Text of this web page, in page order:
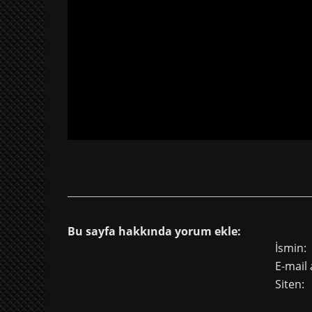
Bu sayfa hakkında yorum ekle:
İsmin:
E-mail
Siten: